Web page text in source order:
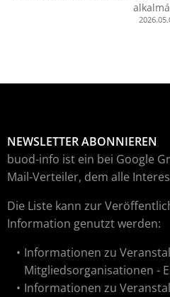
NEWSLETTER ABONNIEREN
buod-info ist ein bei Google
Mail-Verteiler, dem alle
Die Liste kann zur
Information genutzt werden:
Informationen zu
Mitgliedsorganisationen -
Informationen zu